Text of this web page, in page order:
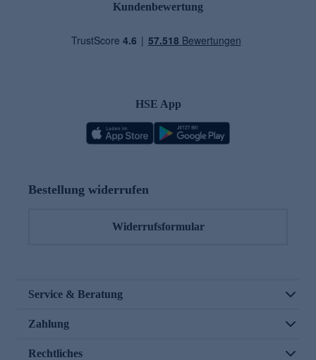
Kundenbewertung
HSE App
Bestellung widerrufen
Widerrufsformular
Service & Beratung
Zahlung
Rechtliches